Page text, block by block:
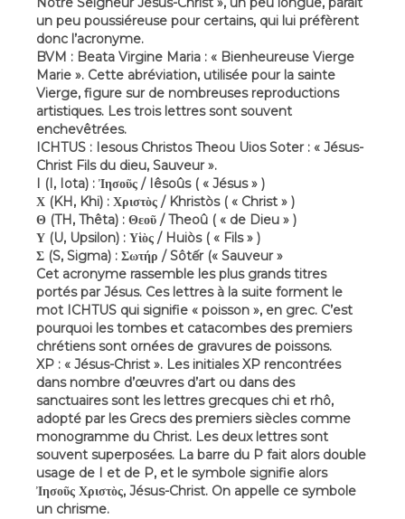
un peu poussiéreuse pour certains, qui lui préfèrent
donc l’acronyme.
BVM : Beata Virgine Maria : « Bienheureuse Vierge
Marie ». Cette abréviation, utilisée pour la sainte
Vierge, figure sur de nombreuses reproductions
artistiques. Les trois lettres sont souvent
enchevêtrées.
ICHTUS : Iesous Christos Theou Uios Soter : « Jésus-
Christ Fils du dieu, Sauveur ».
I (I, Iota) : Ἰησοῦς / Iêsoûs ( « Jésus » )
Χ (KH, Khi) : Χριστὸς / Khristòs ( « Christ » )
Θ (TH, Thêta) : Θεοῦ / Theoû ( « de Dieu » )
Υ (U, Upsilon) : Υἱὸς / Huiòs ( « Fils » )
Σ (S, Sigma) : Σωτήρ / Sôtếr (« Sauveur »
Cet acronyme rassemble les plus grands titres
portés par Jésus. Ces lettres à la suite forment le
mot ICHTUS qui signifie « poisson », en grec. C’est
pourquoi les tombes et catacombes des premiers
chrétiens sont ornées de gravures de poissons.
XP : « Jésus-Christ ». Les initiales XP rencontrées
dans nombre d’œuvres d’art ou dans des
sanctuaires sont les lettres grecques chi et rhô,
adopté par les Grecs des premiers siècles comme
monogramme du Christ. Les deux lettres sont
souvent superposées. La barre du P fait alors double
usage de I et de P, et le symbole signifie alors
Ἰησοῦς Χριστὸς, Jésus-Christ. On appelle ce symbole
un chrisme.